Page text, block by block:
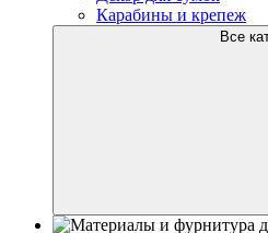
Карабины и крепеж
Все